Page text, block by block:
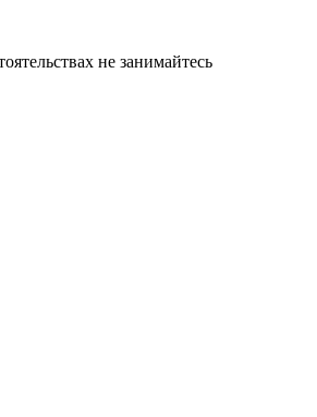
не занимайтесь